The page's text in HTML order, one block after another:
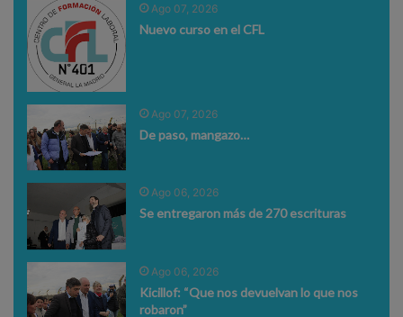
Ago 07, 2026
Nuevo curso en el CFL
Ago 07, 2026
De paso, mangazo…
Ago 06, 2026
Se entregaron más de 270 escrituras
Ago 06, 2026
Kicillof: “Que nos devuelvan lo que nos
robaron”